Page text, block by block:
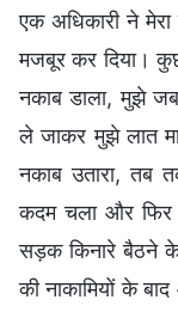
एक अधिकारी ने
मजबूर कर दिया।
नकाब डाला, मुझे
ले जाकर मुझे लात
नकाब उतारा, तब
कदम चला और फिर
सड़क किनारे बैठने के
की नाकामियों के